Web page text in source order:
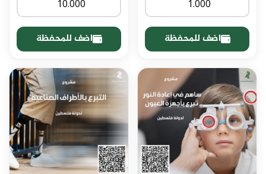
اضف للمحفظة اضف للمحفظة